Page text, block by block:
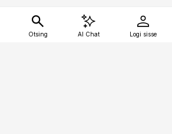
Otsing AI Chat Logi sisse